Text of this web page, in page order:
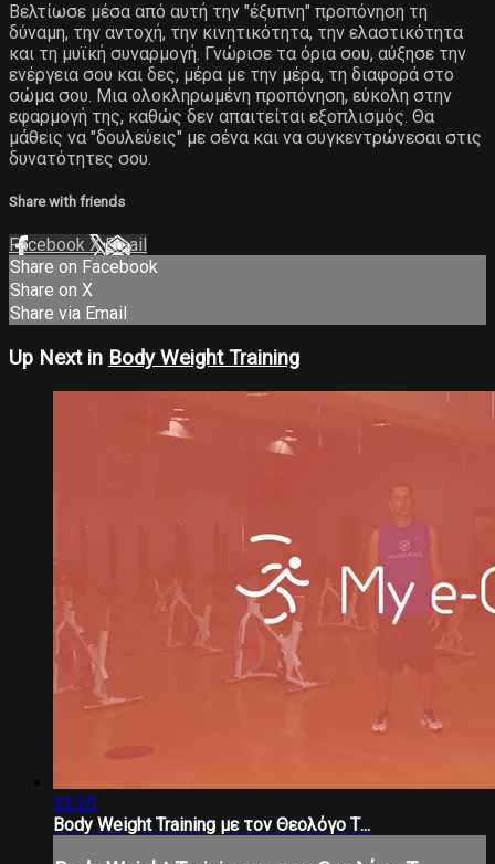
Βελτίωσε μέσα από αυτή την "έξυπνη" προπόνηση τη
δύναμη, την αντοχή, την κινητικότητα, την ελαστικότητα
και τη μυϊκή συναρμογή. Γνώρισε τα όρια σου, αύξησε την
ενέργεια σου και δες, μέρα με την μέρα, τη διαφορά στο
σώμα σου. Μια ολοκληρωμένη προπόνηση, εύκολη στην
εφαρμογή της, καθώς δεν απαιτείται εξοπλισμός. Θα
μάθεις να "δουλεύεις" με σένα και να συγκεντρώνεσαι στις
δυνατότητες σου.
Share with friends
Facebook XEmail
Share on Facebook
Share on X
Share via Email
Up Next in Body Weight Training
33:25
Body Weight Training με τον Θεολόγο Τ...